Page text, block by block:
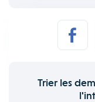
Trier les